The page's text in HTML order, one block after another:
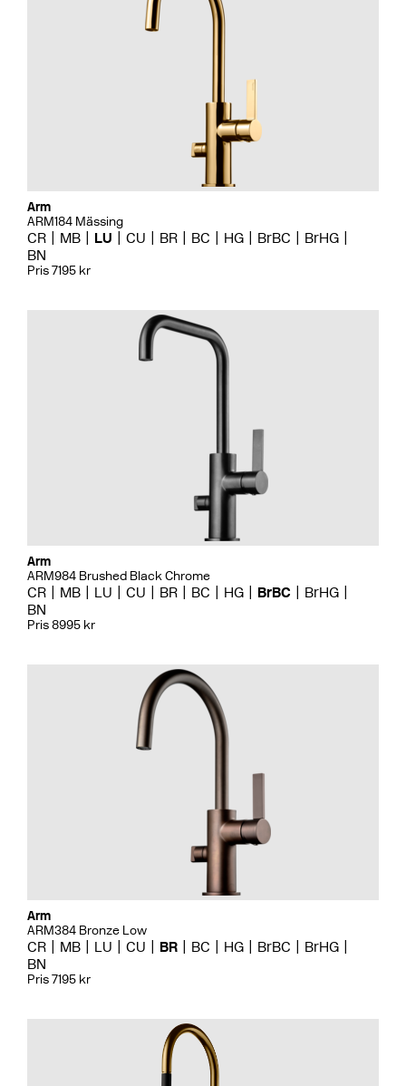
Arm
ARM184 Mässing
CR MB LU CU BR BC HG BrBC
BrHG
BN
Pris 7195 kr
Arm
ARM984 Brushed Black Chrome
CR MB LU CU BR BC HG BrBC
BrHG
BN
Pris 8995 kr
Arm
ARM384 Bronze Low
CR MB LU CU BR BC HG BrBC
BrHG
BN
Pris 7195 kr